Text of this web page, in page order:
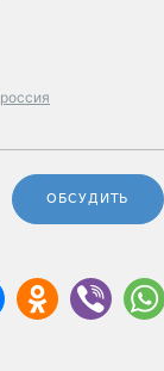
россия
ОБСУДИТЬ